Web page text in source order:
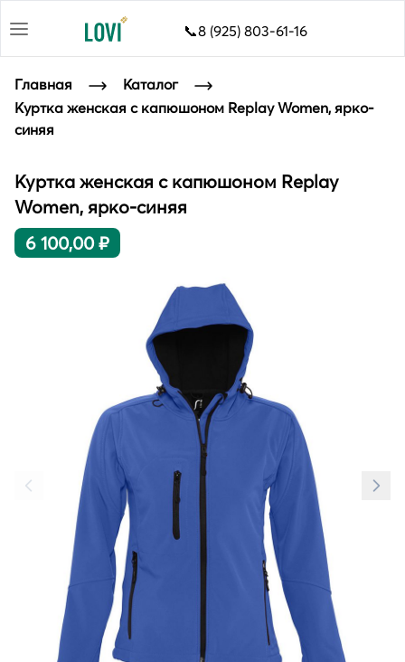
📞8 (925) 803-61-16
Главная
Каталог
Куртка женская с капюшоном Replay Women, ярко-
синяя
Куртка женская с капюшоном Replay
Women, ярко-синяя
6 100,00 ₽